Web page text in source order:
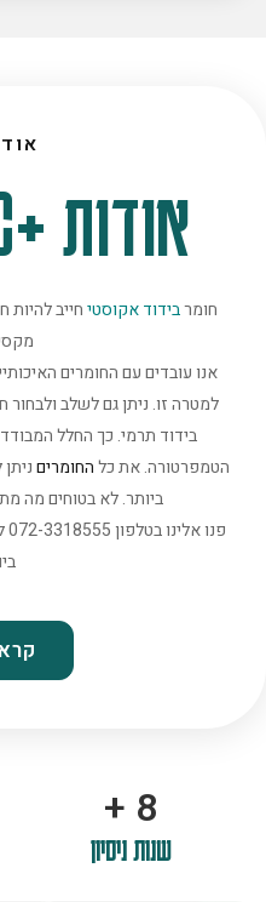
אודות +ACOUSTIC
חומרבידוד אקוסטיחייב להיות
אנו עובדים עם החומרים
למטרה זו. ניתן גם לשלב
בידוד תרמי. כך החלל
הטמפרטורה. את כלהחומרים
ביותר. לא בטוחים מה
10
+
שנות ניסיון